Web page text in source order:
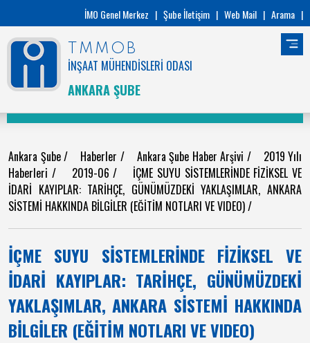
İMO Genel Merkez | Şube İletişim | Web Mail | Arama |
TMMOB
İNŞAAT MÜHENDİSLERİ ODASI
ANKARA ŞUBE
Ankara Şube/ Haberler / Ankara Şube Haber Arşivi / 2019 Yılı
Haberleri / 2019-06/ İÇME SUYU SİSTEMLERİNDE FİZİKSEL VE
İDARİ KAYIPLAR: TARİHÇE, GÜNÜMÜZDEKİ YAKLAŞIMLAR, ANKARA
SİSTEMİ HAKKINDA BİLGİLER (EĞİTİM NOTLARI VE VIDEO)/
İÇME SUYU SİSTEMLERİNDE FİZİKSEL VE
İDARİ KAYIPLAR: TARİHÇE, GÜNÜMÜZDEKİ
YAKLAŞIMLAR, ANKARA SİSTEMİ HAKKINDA
BİLGİLER (EĞİTİM NOTLARI VE VIDEO)